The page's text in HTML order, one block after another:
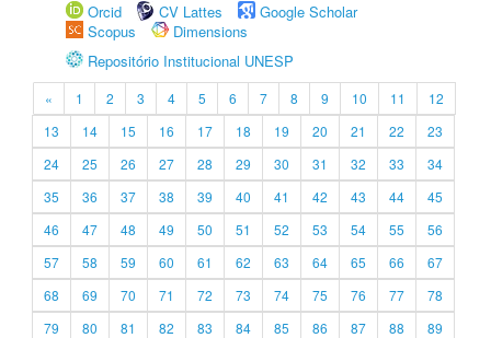
Orcid
CV Lattes
Google Scholar
Scopus
Dimensions
Repositório Institucional UNESP
« 1 2 3 4 5 6 7 8 9 10 11
12
13
14 15 16 17 18 19 20 21 22
23
24
25 26 27 28 29 30 31 32 33
34
35
36 37 38 39 40 41 42 43 44
45
46
47 48 49 50 51 52 53 54 55
56
57
58 59 60 61 62 63 64 65 66
67
68
69 70 71 72 73 74 75 76 77
78
79
80 81 82 83 84 85 86 87 88
89